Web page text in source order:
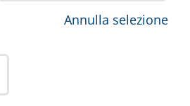
Annulla selezione